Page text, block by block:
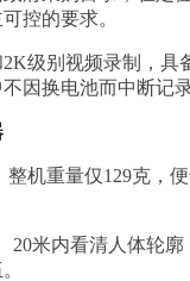
控的要求。
级别视频录制，
因换电池而中断记
机重量仅129克，
20米内看清人体轮